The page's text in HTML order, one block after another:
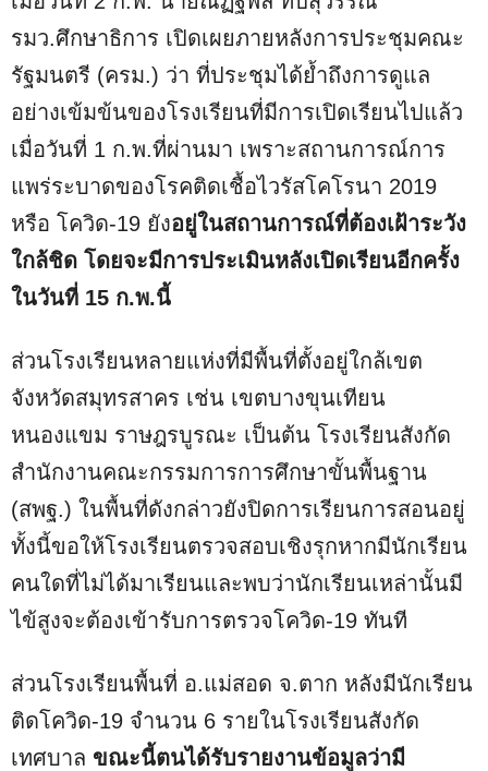
รมว.ศึกษาธิการ เปิดเผยภายหลังการประชุมคณะ
รัฐมนตรี (ครม.) ว่า ที่ประชุมได้ย้ำถึงการดูแล
อย่างเข้มข้นของโรงเรียนที่มีการเปิดเรียนไปแล้ว
เมื่อวันที่ 1 ก.พ.ที่ผ่านมา เพราะสถานการณ์การ
แพร่ระบาดของโรคติดเชื้อไวรัสโคโรนา 2019
หรือ โควิด-19 ยังอยู่ในสถานการณ์ที่ต้องเฝ้าระวัง
ใกล้ชิด โดยจะมีการประเมินหลังเปิดเรียนอีกครั้ง
ในวันที่ 15 ก.พ.นี้
ส่วนโรงเรียนหลายแห่งที่มีพื้นที่ตั้งอยู่ใกล้เขต
จังหวัดสมุทรสาคร เช่น เขตบางขุนเทียน
หนองแขม ราษฎรบูรณะ เป็นต้น โรงเรียนสังกัด
สำนักงานคณะกรรมการการศึกษาขั้นพื้นฐาน
(สพฐ.) ในพื้นที่ดังกล่าวยังปิดการเรียนการสอนอยู่
ทั้งนี้ขอให้โรงเรียนตรวจสอบเชิงรุกหากมีนักเรียน
คนใดที่ไม่ได้มาเรียนและพบว่านักเรียนเหล่านั้นมี
ไข้สูงจะต้องเข้ารับการตรวจโควิด-19 ทันที
ส่วนโรงเรียนพื้นที่ อ.แม่สอด จ.ตาก หลังมีนักเรียน
ติดโควิด-19 จำนวน 6 รายในโรงเรียนสังกัด
เทศบาล ขณะนี้ตนได้รับรายงานข้อมูลว่ามี